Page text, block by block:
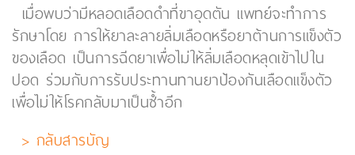
เมื่อพบว่ามีหลอดเลือดดำที่ขาอุดตัน แพทย์จะทำการ
รักษาโดย การให้ยาละลายลิ่มเลือดหรือยาต้านการแข็งตัว
ของเลือด เป็นการฉีดยาเพื่อไม่ให้ลิ่มเลือดหลุดเข้าไปใน
ปอด ร่วมกับการรับประทานทานยาป้องกันเลือดแข็งตัว
เพื่อไม่ให้โรคกลับมาเป็นซ้ำอีก
> กลับสารบัญ